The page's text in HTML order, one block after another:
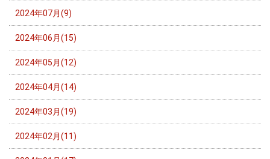
2024年07月(9)
2024年06月(15)
2024年05月(12)
2024年04月(14)
2024年03月(19)
2024年02月(11)